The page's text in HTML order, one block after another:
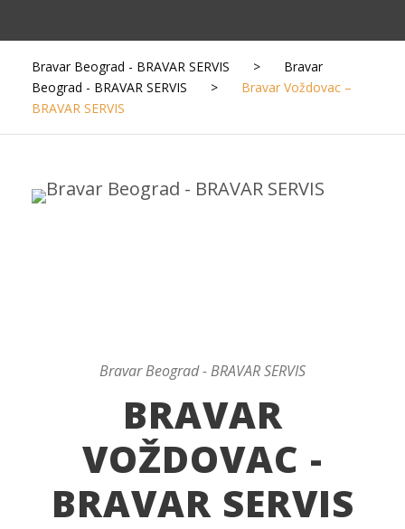
Bravar Beograd - BRAVAR SERVIS >
Bravar
Beograd - BRAVAR SERVIS
>
Bravar Voždovac –
BRAVAR SERVIS
Bravar Beograd - BRAVAR SERVIS
BRAVAR
VOŽDOVAC -
BRAVAR SERVIS